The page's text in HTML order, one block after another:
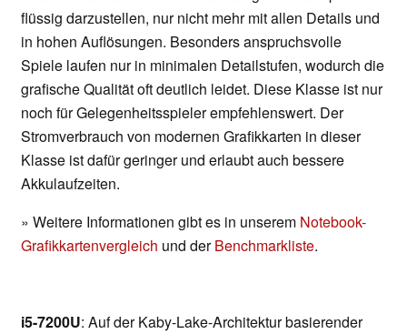
flüssig darzustellen, nur nicht mehr mit allen Details und
in hohen Auflösungen. Besonders anspruchsvolle
Spiele laufen nur in minimalen Detailstufen, wodurch die
grafische Qualität oft deutlich leidet. Diese Klasse ist nur
noch für Gelegenheitsspieler empfehlenswert. Der
Stromverbrauch von modernen Grafikkarten in dieser
Klasse ist dafür geringer und erlaubt auch bessere
Akkulaufzeiten.
» Weitere Informationen gibt es in unserem Notebook-
Grafikkartenvergleich und derBenchmarkliste.
i5-7200U: Auf der Kaby-Lake-Architektur basierender